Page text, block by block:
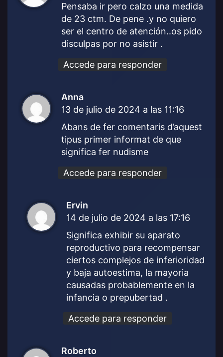
e
Pensaba ir pero calzo una medida
de 23 ctm. De pene .y no quiero
ser el centro de atención..os pido
disculpas por no asistir .
Accede para responder
Anna
e
:
13 de julio de 2024 a las 11:16
Abans de fer comentaris d’aquest
tipus primer informat de que
significa fer nudisme
Accede para responder
Ervin
i
c
14 de julio de 2024 a las 17:16
Significa exhibir su aparato
reproductivo para recompensar
ciertos complejos de inferioridad
y baja autoestima, la mayoria
causadas probablemente en la
infancia o prepubertad .
Accede para responder
Roberto